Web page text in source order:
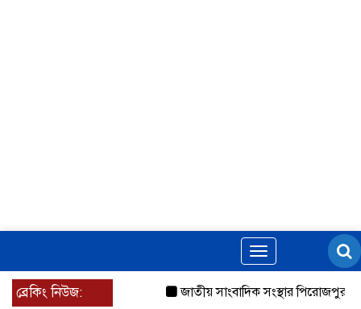
Toggle
navigation
ব্রেকিং নিউজ: জাতীয় সাংবাদিক সংস্থার পিরোজপুর